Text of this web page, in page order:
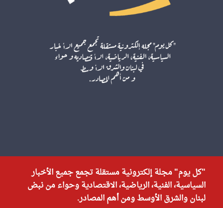
"كل يوم" مجلة إلكترونية مستقلة تجمع جميع الأخبار
السياسية، الفنية، الرياضية، الاقتصادية وحواء من نبض
لبنان والشرق الأوسط ومن أهم المصادر.